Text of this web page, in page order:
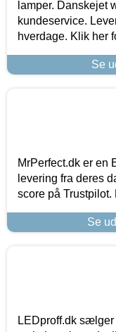
lamper. Danskejet
kundeservice.
hverdage. Klik her
Se
MrPerfect.dk er en
levering fra deres
score på Trustpilot.
Se
LEDproff.dk